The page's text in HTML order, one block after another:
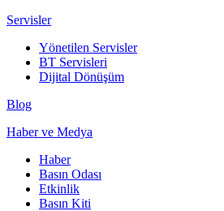
Servisler
Yönetilen Servisler
BT Servisleri
Dijital Dönüşüm
Blog
Haber ve Medya
Haber
Basın Odası
Etkinlik
Basın Kiti